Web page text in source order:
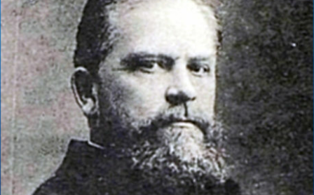
ДОБАВИТЬ В ИЗБРАННОЕ